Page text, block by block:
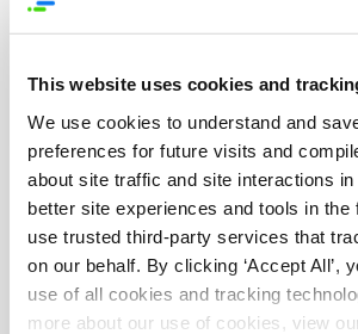
This website uses cookies and
We use cookies to understand and
preferences for future visits and
about site traffic and site interactions
better site experiences and tools in the
use trusted third-party services that
on our behalf. By clicking ‘Accept All’,
use of all cookies and tracking
more about our use of cookies, view
Syndigo a Strong
Lire la suite